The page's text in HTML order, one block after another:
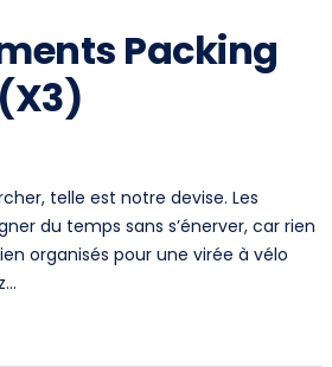
Lausanne
Meyrin
Packing
telle est notre devise. Les
du temps sans s’énerver, car rien
organisés pour une virée à vélo